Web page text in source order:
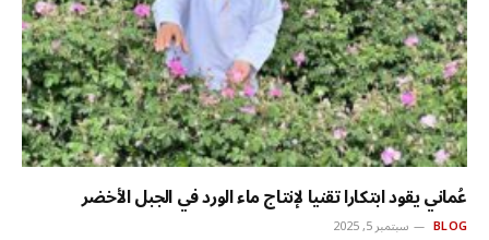
عُماني يقود ابتكارا تقنيا لإنتاج ماء الورد في الجبل الأخضر
BLOG سبتمبر 5, 2025